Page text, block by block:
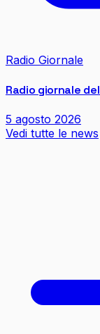
Radio Giornale
Radio giornale
5 agosto 2026
Vedi tutte le news